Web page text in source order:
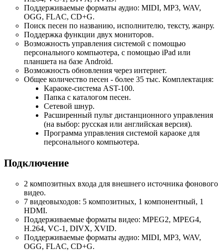
Поддерживаемые форматы аудио: MIDI, MP3, WAV,
OGG, FLAC, CD+G.
Поиск песен по названию, исполнителю, тексту, жанру.
Поддержка функции двух мониторов.
Возможность управления системой с помощью
персонального компьютера, с помощью iPad или
планшета на базе Android.
Возможность обновления через интернет.
Общее количество песен - более 35 тыс. Комплектация:
Караоке-система AST-100.
Папка с каталогом песен.
Сетевой шнур.
Расширенный пульт дистанционного управления
(на выбор: русская или английская версия).
Программа управления системой караоке для
персонального компьютера.
Подключение
2 композитных входа для внешнего источника фонового
видео.
7 видеовыходов: 5 композитных, 1 компонентный, 1
HDMI.
Поддерживаемые форматы видео: MPEG2, MPEG4,
H.264, VC-1, DIVX, XVID.
Поддерживаемые форматы аудио: MIDI, MP3, WAV,
OGG, FLAC, CD+G.